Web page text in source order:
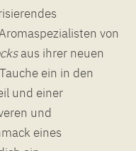
von
aus ihrer neuen
ein in den
und einer
und
eines